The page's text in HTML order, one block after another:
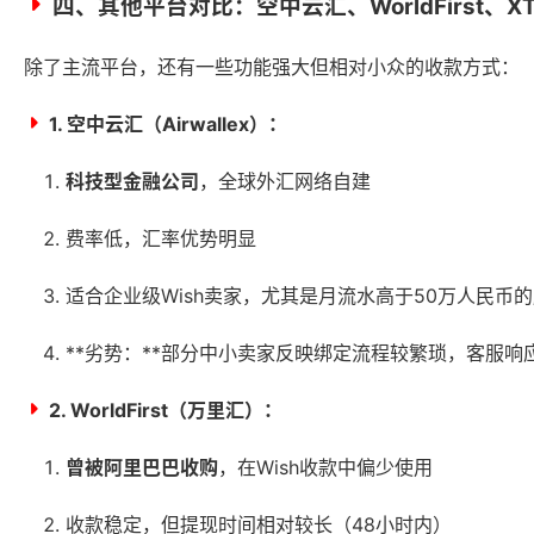
四、其他平台对比：空中云汇、WorldFirst、
除了主流平台，还有一些功能强大但相对小众的收款方式：
1. 空中云汇（Airwallex）：
科技型金融公司，全球外汇网络自建
费率低，汇率优势明显
适合企业级Wish卖家，尤其是月流水高于50万人民币
**劣势：**部分中小卖家反映绑定流程较繁琐，客服响
2. WorldFirst（万里汇）：
曾被阿里巴巴收购，在Wish收款中偏少使用
收款稳定，但提现时间相对较长（48小时内）